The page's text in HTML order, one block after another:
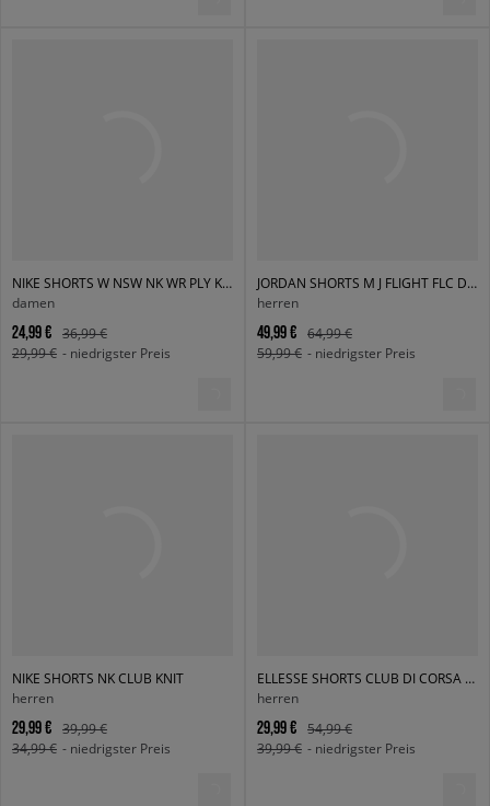
NIKE SHORTS W NSW NK WR PLY KNT MR 2" SHRT
damen
24,99 €
36,99 €
29,99 € - niedrigster Preis
JORDAN SHORTS M J FLIGHT FLC DMND SHORT
herren
49,99 €
64,99 €
59,99 € - niedrigster Preis
NIKE SHORTS NK CLUB KNIT
herren
29,99 €
39,99 €
34,99 € - niedrigster Preis
ELLESSE SHORTS CLUB DI CORSA SHORT
herren
29,99 €
54,99 €
39,99 € - niedrigster Preis